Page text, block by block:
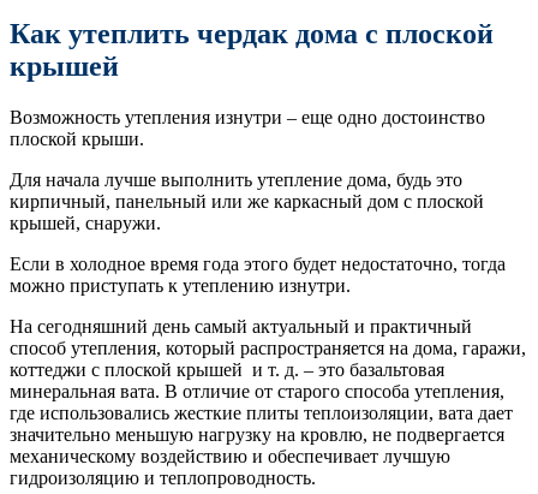
Как утеплить чердак дома с плоской
крышей
Возможность утепления изнутри – еще одно достоинство
плоской крыши.
Для начала лучше выполнить утепление дома, будь это
кирпичный, панельный или же каркасный дом с плоской
крышей, снаружи.
Если в холодное время года этого будет недостаточно, тогда
можно приступать к утеплению изнутри.
На сегодняшний день самый актуальный и практичный
способ утепления, который распространяется на дома, гаражи,
коттеджи с плоской крышей и т. д. – это базальтовая
минеральная вата. В отличие от старого способа утепления,
где использовались жесткие плиты теплоизоляции, вата дает
значительно меньшую нагрузку на кровлю, не подвергается
механическому воздействию и обеспечивает лучшую
гидроизоляцию и теплопроводность.